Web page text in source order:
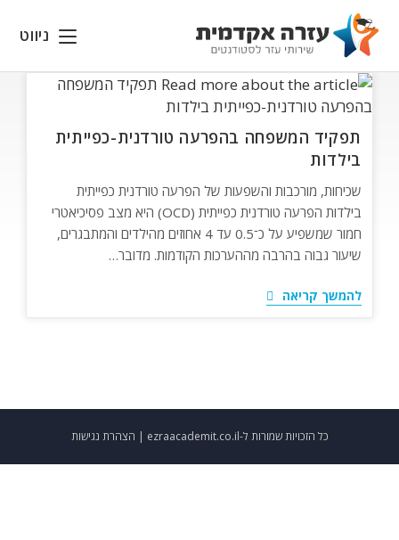
content
ניווט
תפקיד המשפחה בהפרעה טורדנית-כפייתית
בילדות
שכיחות, מורכבות והשפעות של הפרעה טורדנית כפייתית
בילדות הפרעה טורדנית כפייתית (OCD) היא מצב פסיכיאטרי
חמור שמשפיע על כ־0.5 עד 4 אחוזים מהילדים והמתבגרים,
שיעור גבוה בהרבה מההערכות הקודמות. מדובר…
להמשך קריאה תפקיד
המשפחה
כל הזכויות שמורות ל-ezraacademit.co.il | הצהרת נגישות